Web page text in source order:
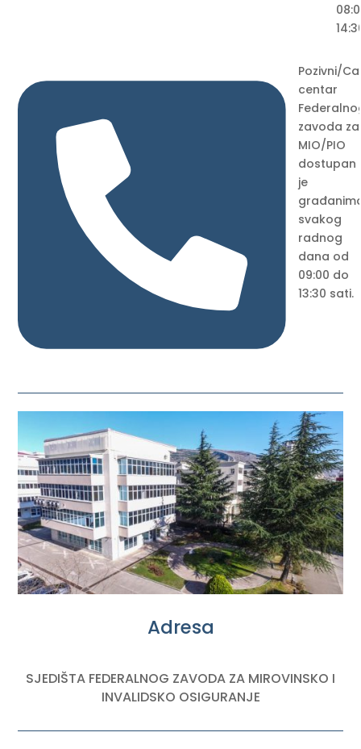

Pozivni/
centar
zavoda za
MIO/PIO
dostupan
je
svakog
radnog
dana od
09:00 do
13:30 sati.
Adresa
SJEDIŠTA FEDERALNOG ZAVODA ZA MIROVINSKO I
INVALIDSKO OSIGURANJE